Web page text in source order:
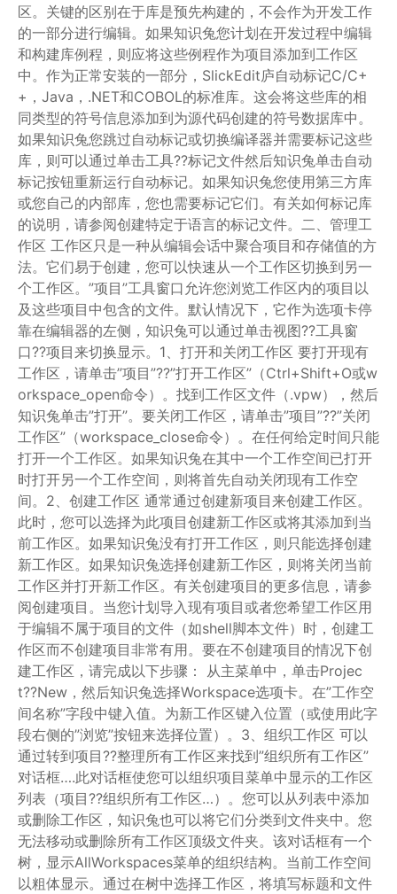
区。关键的区别在于库是预先构建的，不会作为开发工作
的一部分进行编辑。如果知识兔您计划在开发过程中编辑
和构建库例程，则应将这些例程作为项目添加到工作区
中。作为正常安装的一部分，SlickEdit庐自动标记C/C+
+，Java，.NET和COBOL的标准库。这会将这些库的相
同类型的符号信息添加到为源代码创建的符号数据库中。
如果知识兔您跳过自动标记或切换编译器并需要标记这些
库，则可以通过单击工具??标记文件然后知识兔单击自动
标记按钮重新运行自动标记。如果知识兔您使用第三方库
或您自己的内部库，您也需要标记它们。有关如何标记库
的说明，请参阅创建特定于语言的标记文件。二、管理工
作区 工作区只是一种从编辑会话中聚合项目和存储值的方
法。它们易于创建，您可以快速从一个工作区切换到另一
个工作区。”项目”工具窗口允许您浏览工作区内的项目以
及这些项目中包含的文件。默认情况下，它作为选项卡停
靠在编辑器的左侧，知识兔可以通过单击视图??工具窗
口??项目来切换显示。1、打开和关闭工作区 要打开现有
工作区，请单击”项目”??”打开工作区”（Ctrl+Shift+O或w
orkspace_open命令）。找到工作区文件（.vpw），然后
知识兔单击”打开”。要关闭工作区，请单击”项目”??”关闭
工作区”（workspace_close命令）。在任何给定时间只能
打开一个工作区。如果知识兔在其中一个工作空间已打开
时打开另一个工作空间，则将首先自动关闭现有工作空
间。2、创建工作区 通常通过创建新项目来创建工作区。
此时，您可以选择为此项目创建新工作区或将其添加到当
前工作区。如果知识兔没有打开工作区，则只能选择创建
新工作区。如果知识兔选择创建新工作区，则将关闭当前
工作区并打开新工作区。有关创建项目的更多信息，请参
阅创建项目。当您计划导入现有项目或者您希望工作区用
于编辑不属于项目的文件（如shell脚本文件）时，创建工
作区而不创建项目非常有用。要在不创建项目的情况下创
建工作区，请完成以下步骤： 从主菜单中，单击Projec
t??New，然后知识兔选择Workspace选项卡。在”工作空
间名称”字段中键入值。为新工作区键入位置（或使用此字
段右侧的”浏览”按钮来选择位置）。3、组织工作区 可以
通过转到项目??整理所有工作区来找到”组织所有工作区”
对话框….此对话框使您可以组织项目菜单中显示的工作区
列表（项目??组织所有工作区…）。您可以从列表中添加
或删除工作区，知识兔也可以将它们分类到文件夹中。您
无法移动或删除所有工作区顶级文件夹。该对话框有一个
树，显示AllWorkspaces菜单的组织结构。当前工作空间
以粗体显示。通过在树中选择工作区，将填写标题和文件